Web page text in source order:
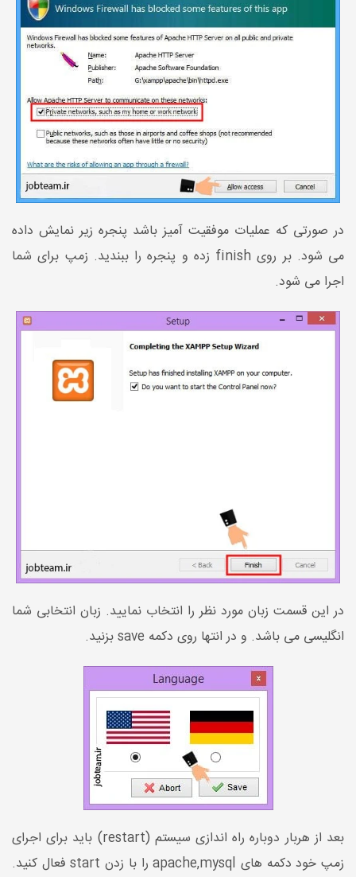
در صورتی که عملیات موفقیت آمیز باشد پنجره زیر نمایش داده
می شود. بر روی finish زده و پنجره را ببندید. زمپ برای شما
اجرا می شود.
در این قسمت زبان مورد نظر را انتخاب نمایید. زبان انتخابی شما
انگلیسی می باشد. و در انتها روی دکمه save بزنید.
بعد از هربار دوباره راه اندازی سیستم (restart) باید برای اجرای
زمپ خود دکمه های apache,mysql را با زدن start فعال کنید.